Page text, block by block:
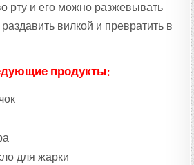
рту и его можно разжевывать
вилкой и превратить в
продукты:
для жарки